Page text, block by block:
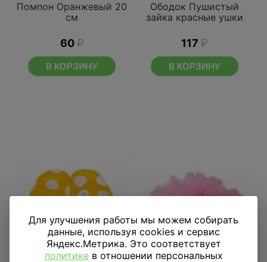
Помпон Оранжевый 20
см
60 ₽
В КОРЗИНУ
Ободок Пушистый
зайка красные ушки
117 ₽
В КОРЗИНУ
Для улучшения работы мы можем собирать
данные, используя cookies и сервис
Яндекс.Метрика. Это соответствует
политикев отношении персональных